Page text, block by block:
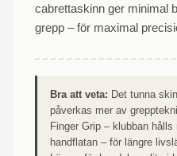
cabrettaskinn ger minimal
grepp – för maximal
Bra att veta: Det tunna
påverkas mer av
Finger Grip – klubban
handflatan – för längre